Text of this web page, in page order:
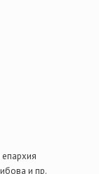
епархия
и пр.